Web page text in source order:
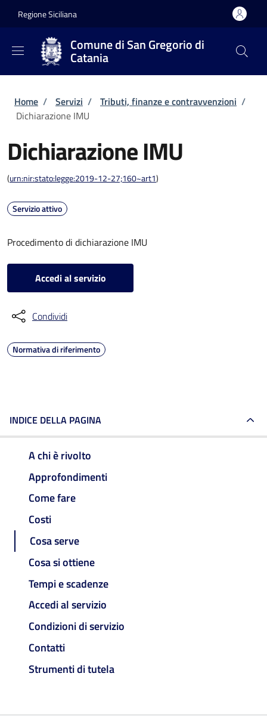
Regione Siciliana
Comune di San Gregorio di
Catania
Briciole di pane
Home / Servizi / Tributi, finanze e contravvenzioni /
Dichiarazione IMU
Dichiarazione IMU
(urn:nir:stato:legge:2019-12-27;160~art1)
Servizio attivo
Procedimento di dichiarazione IMU
Accedi al servizio
Condividi
Normativa di riferimento
INDICE DELLA PAGINA
A chi è rivolto
Approfondimenti
Come fare
Costi
Cosa serve
Cosa si ottiene
Tempi e scadenze
Accedi al servizio
Condizioni di servizio
Contatti
Strumenti di tutela